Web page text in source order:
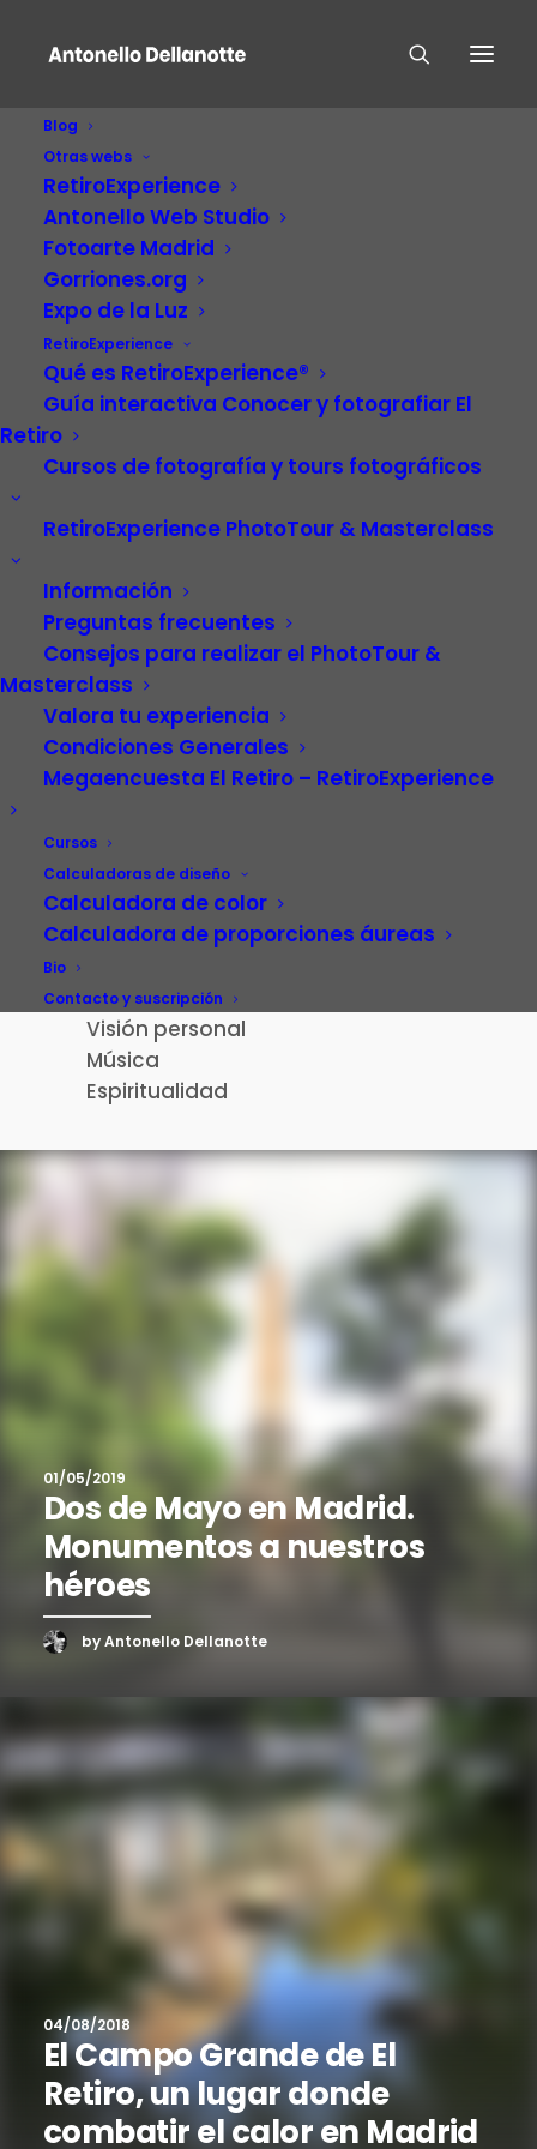
Blog
Otras webs
RetiroExperience
Antonello Web Studio
Fotoarte Madrid
Gorriones.org
Expo de la Luz
RetiroExperience
Qué es RetiroExperience®
Guía interactiva Conocer y fotografiar El
Retiro
Cursos de fotografía y tours fotográficos
RetiroExperience PhotoTour & Masterclass
Información
Preguntas frecuentes
Consejos para realizar el PhotoTour &
Masterclass
Valora tu experiencia
Condiciones Generales
Megaencuesta El Retiro – RetiroExperience
Cursos
Calculadoras de diseño
Calculadora de color
Calculadora de proporciones áureas
Bio
Contacto y suscripción
Patrimonio Unesco
Carrera profesional
Fotografía
Patrimonio cultural
Paisaje de la Luz
El Retiro – RetiroExperience
Visión personal
Música
Espiritualidad
01/05/2019
Dos de Mayo en Madrid.
Monumentos a nuestros
héroes
by Antonello Dellanotte
04/08/2018
El Campo Grande de El
Retiro, un lugar donde
combatir el calor en Madrid